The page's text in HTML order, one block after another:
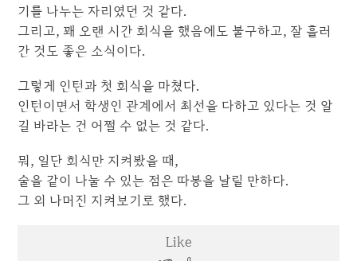
기를 나누는 자리였던 것 같다.
그리고, 꽤 오랜 시간 회식을 했음에도 불구하고, 잘 흘러
간 것도 좋은 소식이다.
그렇게 인턴과 첫 회식을 마쳤다.
인턴이면서 학생인 관계에서 최선을 다하고 있다는 것 알
길 바라는 건 어쩔 수 없는 것 같다.
뭐, 일단 회식만 지켜봤을 때,
술을 같이 나눌 수 있는 점은 따봉을 날릴 만하다.
그 외 나머진 지켜보기로 했다.